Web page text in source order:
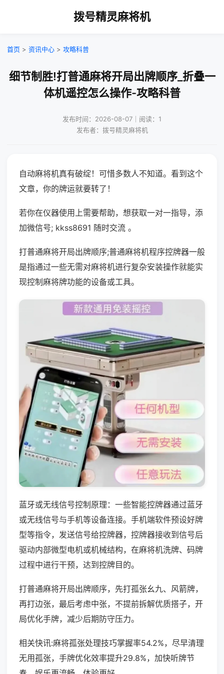
拨号精灵麻将机
首页 > 资讯中心 > 攻略科普
细节制胜!打普通麻将开局出牌顺序_折叠一
体机遥控怎么操作-攻略科普
发布时间：2026-08-07｜阅读：1
发布者：拨号精灵麻将机
自动麻将机真有破绽！可惜多数人不知道。看到这个
文章，你的牌运就要转了！
若你在仪器使用上需要帮助，想获取一对一指导，添
加微信号; kkss8691 随时交流 。
打普通麻将开局出牌顺序;普通麻将机程序控牌器一般
是指通过一些无需对麻将机进行复杂安装操作就能实
现控制麻将牌功能的设备或工具。
蓝牙或无线信号控制原理：一些智能控牌器通过蓝牙
或无线信号与手机等设备连接。手机端软件预设好牌
型等指令，发送信号给控牌器，控牌器接收到信号后
驱动内部微型电机或机械结构，在麻将机洗牌、码牌
过程中进行干预，达到控牌目的。
打普通麻将开局出牌顺序，先打孤张幺九、风箭牌，
再打边张，最后考虑中张，不提前拆解优质搭子，开
局优化手牌，减少后期防守压力。
相关快讯:麻将孤张处理技巧掌握率54.2%，尽早清理
无用孤张，手牌优化效率提升29.8%，加快听牌节